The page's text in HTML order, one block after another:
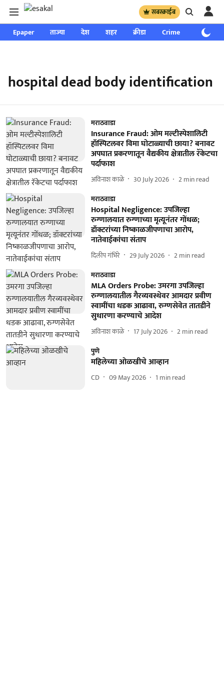
सबस्क्राईब
Epaper ताज्या देश शहर क्रीडा Crime साप्ताहिक
hospital dead body identification
मराठवाडा
Insurance Fraud: ओम मल्टीस्पेशालिटी
हॉस्पिटलवर विमा घोटाळ्याची छाया? बनावट
अपघात प्रकरणातून वैद्यकीय क्षेत्रातील रॅकेटचा
पर्दाफाश
अविनाश काळे 30 July 2026 2min read
मराठवाडा
Hospital Negligence: उपजिल्हा
रुग्णालयात रुग्णाच्या मृत्यूनंतर गोंधळ;
डॉक्टरांच्या निष्काळजीपणाचा आरोप,
नातेवाईकांचा संताप
दिलीप गंभिरे 29 July 2026 2min read
मराठवाडा
MLA Orders Probe: उमरगा उपजिल्हा
रुग्णालयातील गैरव्यवस्थेवर आमदार प्रवीण
स्वामींचा धडक आढावा, रुग्णसेवेत तातडीने
सुधारणा करण्याचे आदेश
अविनाश काळे 17 July 2026 2min read
पुणे
महिलेच्या ओळखीचे आव्हान
CD 09 May 2026 1 min read